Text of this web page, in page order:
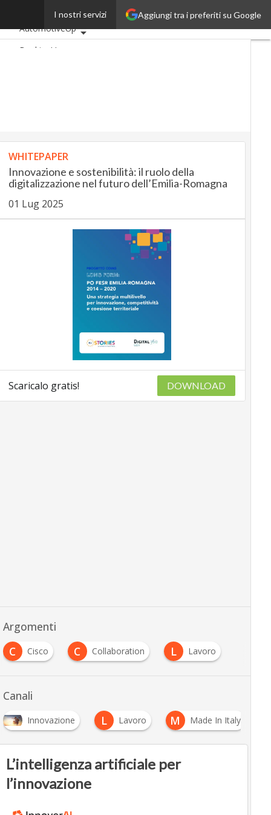
Aggiungi tra i preferiti su Google
I nostri servizi
Ultimi articoli
AutomotiveUp
BankingUp
WHITEPAPER
Innovazione e sostenibilità: il ruolo della
digitalizzazione nel futuro dell’Emilia-Romagna
01 Lug 2025
Scaricalo gratis! DOWNLOAD
Argomenti
C
Cisco C Collaboration L Lavoro
Canali
Innovazione L Lavoro M Made In Italy
L’intelligenza artificiale per
l’innovazione